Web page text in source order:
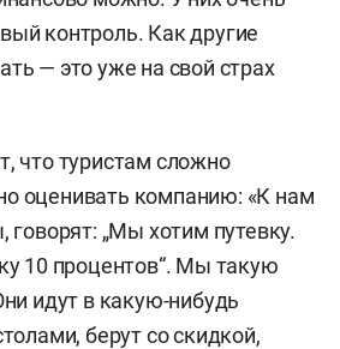
контроль. Как другие
— это уже на свой страх
что туристам сложно
оценивать компанию: «К нам
говорят: „Мы хотим путевку.
10 процентов“. Мы такую
идут в какую-нибудь
берут со скидкой,